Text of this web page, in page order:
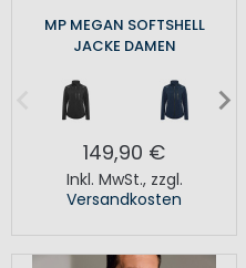
MP MEGAN SOFTSHELL
JACKE DAMEN
149,90 €
Inkl. MwSt., zzgl.
Versandkosten